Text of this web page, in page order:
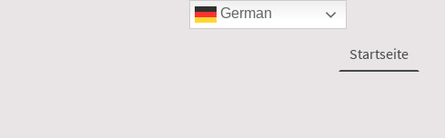
Startseite
German